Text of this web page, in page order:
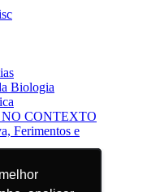
Biologia
NO CONTEXTO
Ferimentos e